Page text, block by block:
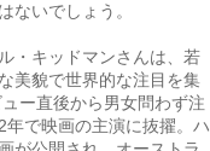
ないでしょう。
・キッドマンさんは、若
美貌で世界的な注目を集
ー直後から男女問わず注
で映画の主演に抜擢。ハ